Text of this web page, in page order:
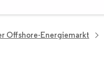
Offshore-Energiemarkt